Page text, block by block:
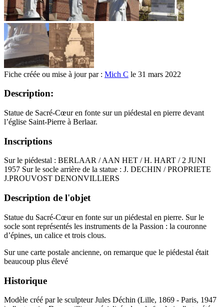
Fiche créée ou mise à jour par : Mich C le 31 mars 2022
Description:
Statue de Sacré-Cœur en fonte sur un piédestal en pierre devant
l’église Saint-Pierre à Berlaar.
Inscriptions
Sur le piédestal : BERLAAR / AAN HET / H. HART / 2 JUNI
1957 Sur le socle arrière de la statue : J. DECHIN / PROPRIETE
J.PROUVOST DENONVILLIERS
Description de l'objet
Statue du Sacré-Cœur en fonte sur un piédestal en pierre. Sur le
socle sont représentés les instruments de la Passion : la couronne
d’épines, un calice et trois clous.
Sur une carte postale ancienne, on remarque que le piédestal était
beaucoup plus élevé
Historique
Modèle créé par le sculpteur Jules Déchin (Lille, 1869 - Paris, 1947